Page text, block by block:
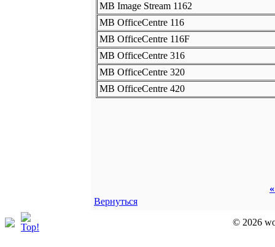
MB Image Stream 1162
MB OfficeCentre 116
MB OfficeCentre 116F
MB OfficeCentre 316
MB OfficeCentre 320
MB OfficeCentre 420
Вернуться
© 2026